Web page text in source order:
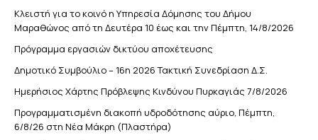
Κλειστή για το κοινό η Υπηρεσία Δόμησης του Δήμου
Μαραθώνος από τη Δευτέρα 10 έως και την Πέμπτη, 14/8/2026
Πρόγραμμα εργασιών δικτύου αποχέτευσης
Δημοτικό Συμβούλιο – 16η 2026 Τακτική Συνεδρίαση Δ.Σ.
Ημερήσιος Χάρτης Πρόβλεψης Κινδύνου Πυρκαγιάς 7/8/2026
Προγραμματισμένη διακοπή υδροδότησης αύριο, Πέμπτη,
6/8/26 στη Νέα Μάκρη (Πλαστήρα)